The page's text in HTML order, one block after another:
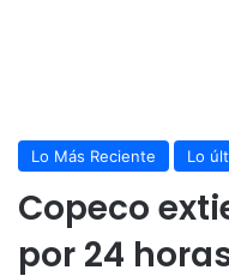
Lo Más Reciente Lo
Copeco
por 24